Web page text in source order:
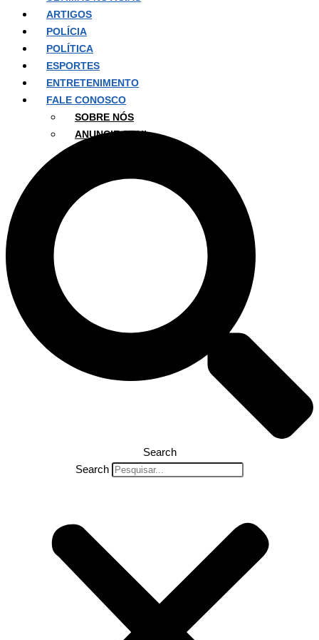
ARTIGOS
POLÍCIA
POLÍTICA
ESPORTES
ENTRETENIMENTO
FALE CONOSCO
SOBRE NÓS
ANUNCIE AQUI
Search
Search